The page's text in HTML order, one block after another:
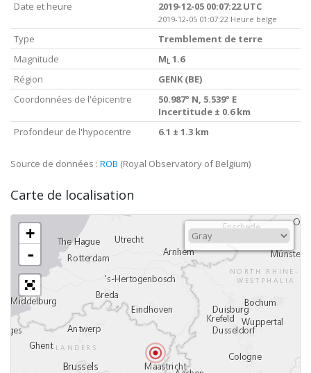
Date et heure 2019-12-05 00:07:22 UTC
2019-12-05 01:07:22 Heure belge
Type
Tremblement de terre
Magnitude
M L 1.6
Région
GENK (BE)
Coordonnées de l'épicentre
50.987° N, 5.539° E
Incertitude ± 0.6 km
Profondeur de l'hypocentre
6.1 ± 1.3 km
Source de données : ROB (Royal Observatory of Belgium)
Carte de localisation
+
-